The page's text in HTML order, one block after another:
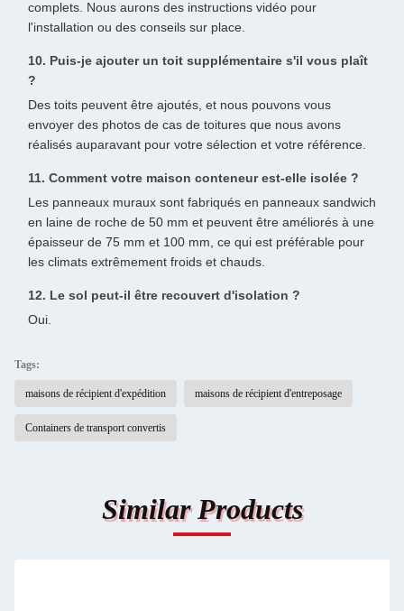
complets. Nous aurons des instructions vidéo pour
l'installation ou des conseils sur place.
10. Puis-je ajouter un toit supplémentaire s'il vous plaît
?
Des toits peuvent être ajoutés, et nous pouvons vous
envoyer des photos de cas de toitures que nous avons
réalisés auparavant pour votre sélection et votre référence.
11. Comment votre maison conteneur est-elle isolée ?
Les panneaux muraux sont fabriqués en panneaux sandwich
en laine de roche de 50 mm et peuvent être améliorés à une
épaisseur de 75 mm et 100 mm, ce qui est préférable pour
les climats extrêmement froids et chauds.
12. Le sol peut-il être recouvert d'isolation ?
Oui.
Tags:
maisons de récipient d'expédition maisons de récipient d'entreposage
Containers de transport convertis
Similar Products